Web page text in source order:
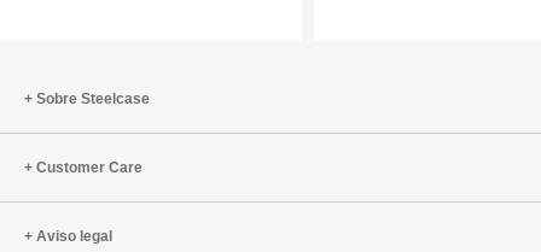
Sobre Steelcase
Customer Care
Aviso legal